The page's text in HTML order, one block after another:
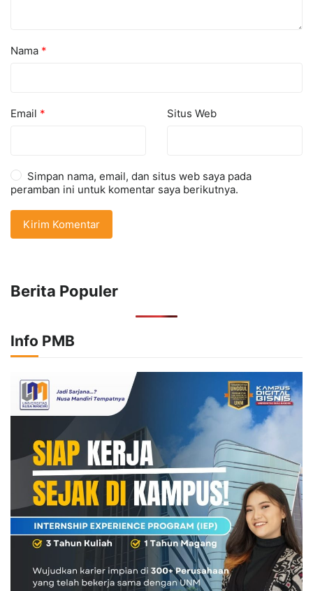
Nama *
Email * Situs Web
Simpan nama, email, dan situs web saya pada
peramban ini untuk komentar saya berikutnya.
Berita Populer
Info PMB